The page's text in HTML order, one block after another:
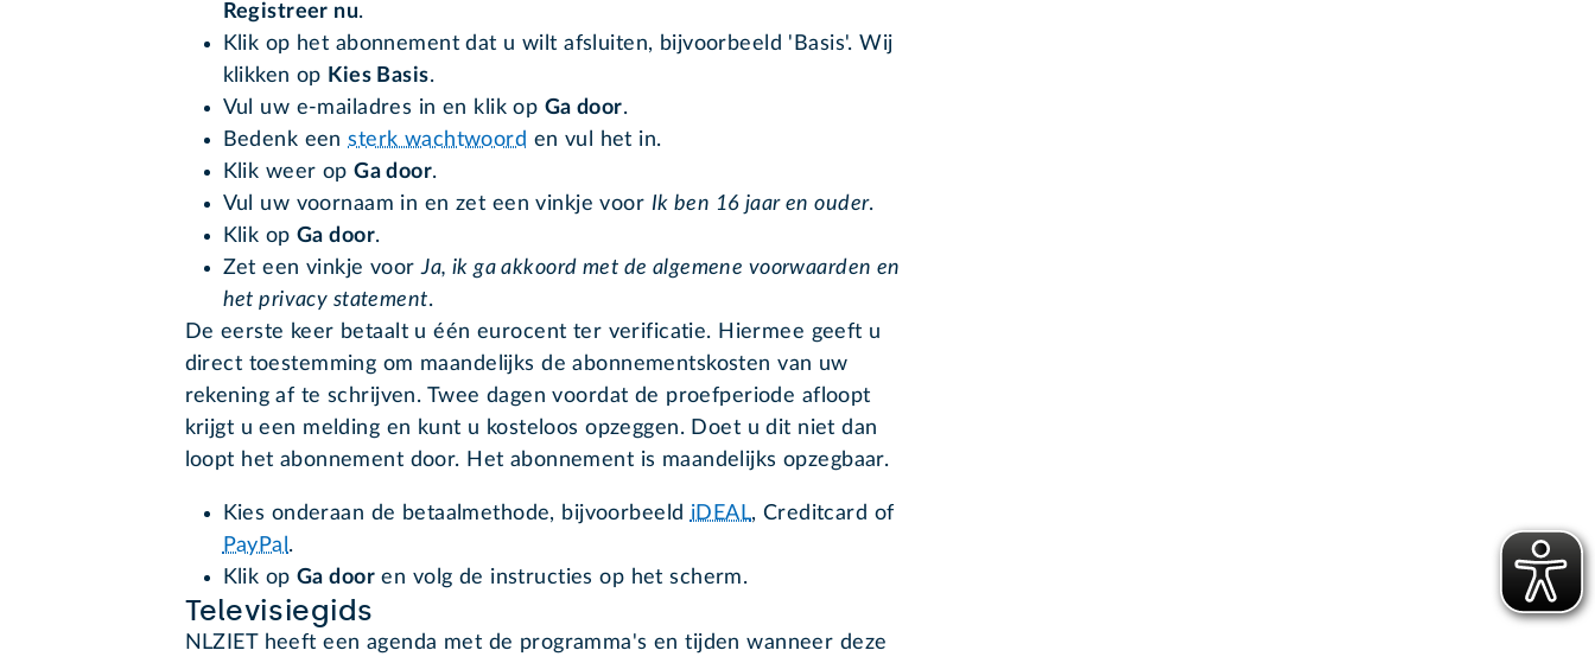
Registreer nu.
Klik op het abonnement dat u wilt afsluiten, bijvoorbeeld 'Basis'. Wij
klikken op Kies Basis.
Vul uw e-mailadres in en klik op Ga door.
Bedenk eensterk wachtwoord en vul het in.
Klik weer opGa door.
Vul uw voornaam in en zet een vinkje voor Ik ben 16 jaar en ouder.
Klik op Ga door.
Zet een vinkje voorJa, ik ga akkoord met de algemene voorwaarden en
het privacy statement.
De eerste keer betaalt u één eurocent ter verificatie. Hiermee geeft u
direct toestemming om maandelijks de abonnementskosten van uw
rekening af te schrijven. Twee dagen voordat de proefperiode afloopt
krijgt u een melding en kunt u kosteloos opzeggen. Doet u dit niet dan
loopt het abonnement door. Het abonnement is maandelijks opzegbaar.
Kies onderaan de betaalmethode, bijvoorbeeld iDEAL, Creditcard of
PayPal .
Klik op Ga dooren volg de instructies op het scherm.
Televisiegids
NLZIET heeft een agenda met de programma's en tijden wanneer deze